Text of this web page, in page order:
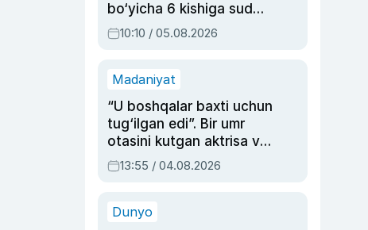
bo‘yicha 6 kishiga sud
hukmi o‘qildi
10:10 / 05.08.2026
Madaniyat
“U boshqalar baxti uchun
tug‘ilgan edi”. Bir umr
otasini kutgan aktrisa va
dublyaj ustasi Rimma
Ahmedovaning
13:55 / 04.08.2026
Dunyo